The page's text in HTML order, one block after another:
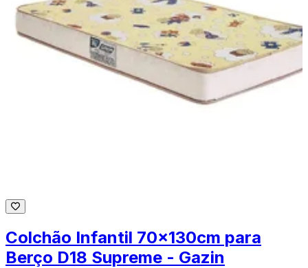
Colchão Infantil 70x130cm para
Berço D18 Supreme - Gazin